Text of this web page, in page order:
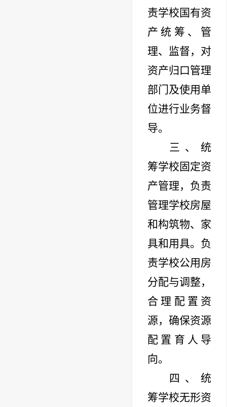
责学校国有资
产统筹、管
理、监督，对
资产归口管理
部门及使用单
位进行业务督
导。
三、统
筹学校固定资
产管理，负责
管理学校房屋
和构筑物、家
具和用具。负
责学校公用房
分配与调整，
合理配置资
源，确保资源
配置育人导
向。
四、统
筹学校无形资